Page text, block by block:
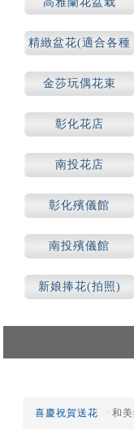
精緻盆花(適合各種
金莎玩偶花束
彰化花店
南投花店
彰化殯儀館
南投殯儀館
新娘捧花(拍照)
喜慶祝賀送花 和